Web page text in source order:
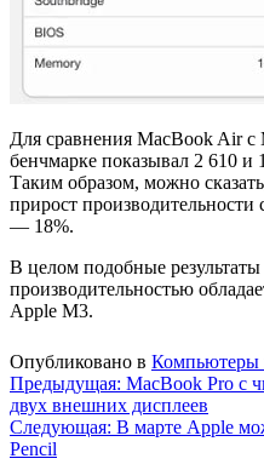
Для сравнения MacBook Air
бенчмарке показывал 2 610 и
Таким образом, можно
прирост
— 18%.
В целом подобные
производительностью
Apple M3.
Опубликовано в Компьютеры
Навигация
по
записям
Предыдущая: MacBook Pro с
двух внешних дисплеев
Следующая: В марте Apple
Pencil